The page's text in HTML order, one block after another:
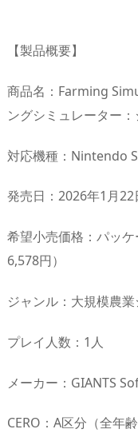
【製品概要】
商品名：Farming
ングシミュレーター
対応機種：Nintendo
発売日：2026年1月
希望小売価格：パッ
6,578円）
ジャンル：大規模農
プレイ人数：1人
メーカー：GIANTS
CERO：A区分（全年齢